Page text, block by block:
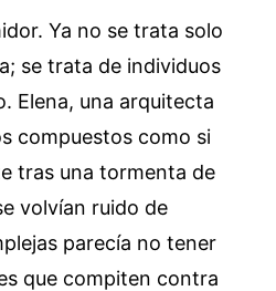
Ya no se trata solo
se trata de individuos
Elena, una arquitecta
compuestos como si
tras una tormenta de
volvían ruido de
parecía no tener
que compiten contra